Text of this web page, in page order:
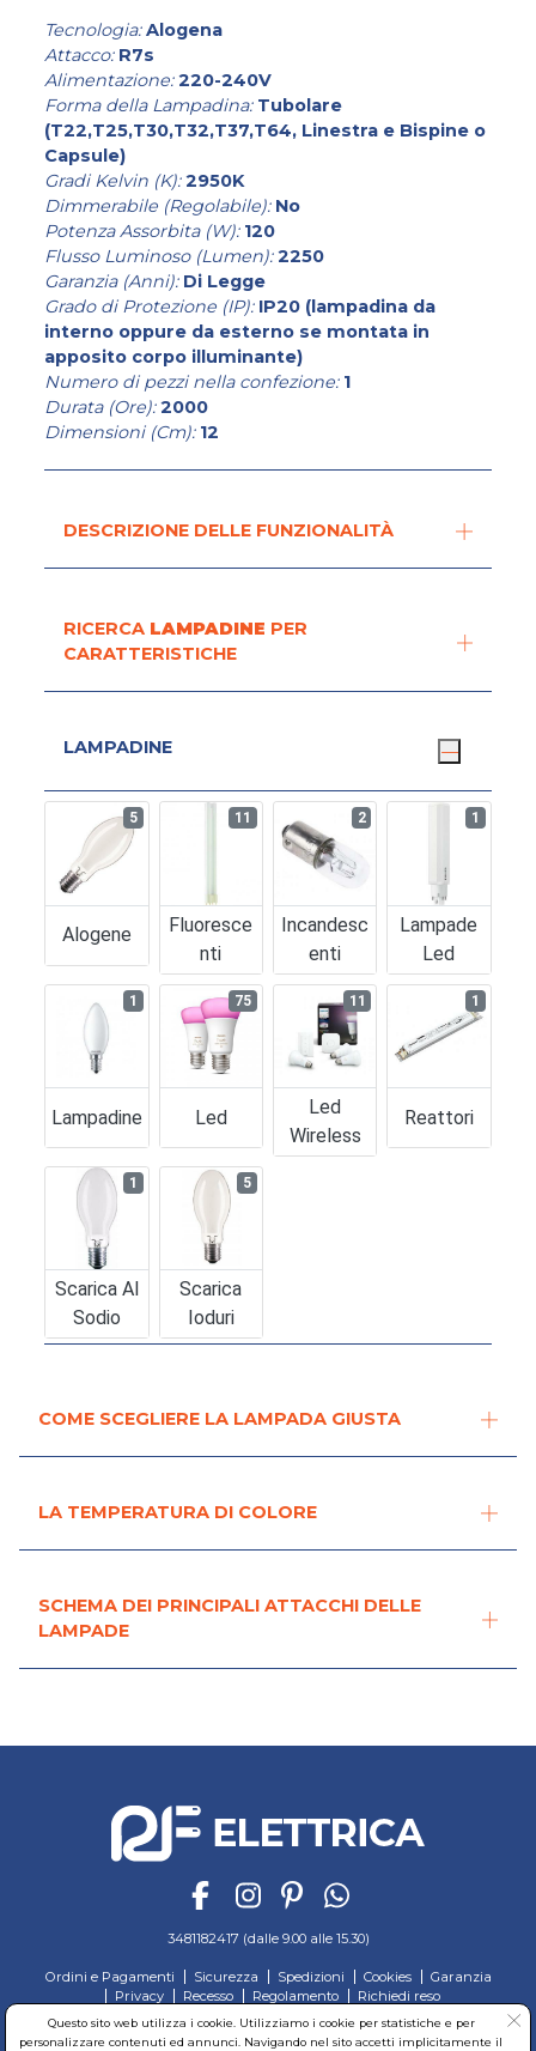
Tecnologia: Alogena
Attacco: R7s
Alimentazione: 220-240V
Forma della Lampadina: Tubolare
(T22,T25,T30,T32,T37,T64, Linestra e Bispine o
Capsule)
Gradi Kelvin (K): 2950K
Dimmerabile (Regolabile): No
Potenza Assorbita (W): 120
Flusso Luminoso (Lumen): 2250
Garanzia (Anni): Di Legge
Grado di Protezione (IP): IP20 (lampadina da
interno oppure da esterno se montata in
apposito corpo illuminante)
Numero di pezzi nella confezione: 1
Durata (Ore): 2000
Dimensioni (Cm): 12
DESCRIZIONE DELLE FUNZIONALITÀ
RICERCA LAMPADINE PER
CARATTERISTICHE
LAMPADINE
Alogene
5
Fluoresce
Nti
11
Incandesc
Enti
2
Lampade
Led
1
Lampadine
1
Led
75
Led
Wireless
11
Reattori
1
Scarica Al
Sodio
1
Scarica
Ioduri
5
COME SCEGLIERE LA LAMPADA GIUSTA
LA TEMPERATURA DI COLORE
SCHEMA DEI PRINCIPALI ATTACCHI DELLE
LAMPADE
3481182417 (dalle 9.00 alle 15.30)
Ordini e Pagamenti Sicurezza Spedizioni Cookies
Garanzia
Privacy
Recesso Regolamento Richiedi reso
© RF Elettrica Srl - Sede Legale: Via Alcide de Gasperi, 74 - 04011 Aprilia (LT)
Questo sito web utilizza i cookie. Utilizziamo i cookie per statistiche e per
personalizzare contenuti ed annunci. Navigando nel sito accetti implicitamente il